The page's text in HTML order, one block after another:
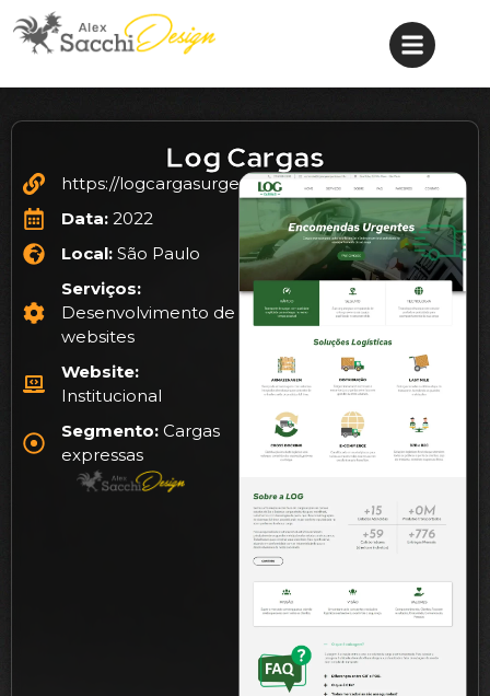
Log Cargas
https://logcargasurgentes.com.br/
Data: 2022
Local: São Paulo
Serviços:
Desenvolvimento de
websites
Website:
Institucional
Segmento: Cargas
expressas